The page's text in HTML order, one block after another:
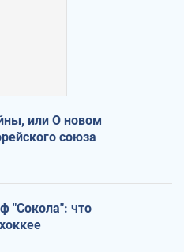
или О новом
союза
"Сокола": что